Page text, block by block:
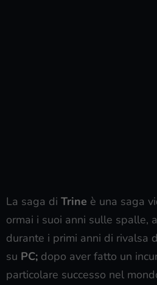
La saga di Trine è una saga
ormai i suoi anni sulle spalle,
durante i primi anni di rivalsa
su PC; dopo aver fatto un
particolare successo nel